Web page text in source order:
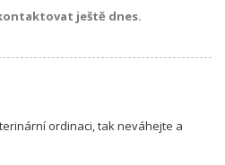
ještě dnes.
ordinaci, tak neváhejte a